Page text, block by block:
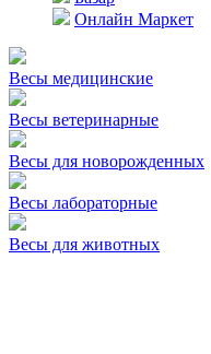
Онлайн Маркет
Весы медицинские
Весы ветеринарные
Весы для новорожденных
Весы лабораторные
Весы для животных